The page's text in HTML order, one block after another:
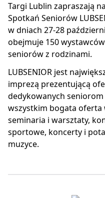
Targi Lublin zapraszają
Spotkań Seniorów
w dniach 27-28
obejmuje 150
seniorów z rodzinami.
LUBSENIOR jest
imprezą prezentującą
dedykowanych
wszystkim bogata oferta
seminaria i warsztaty,
sportowe, koncerty i
muzyce.